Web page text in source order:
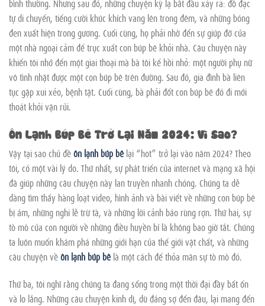
bình thường. Nhưng sau đó, những chuyện kỳ lạ bắt đầu xảy ra: đồ đạc
tự di chuyển, tiếng cười khúc khích vang lên trong đêm, và những bóng
đen xuất hiện trong gương. Cuối cùng, họ phải nhờ đến sự giúp đỡ của
một nhà ngoại cảm để trục xuất con búp bê khỏi nhà. Câu chuyện này
khiến tôi nhớ đến một giai thoại mà bà tôi kể hồi nhỏ: một người phụ nữ
vô tình nhặt được một con búp bê trên đường. Sau đó, gia đình bà liên
tục gặp xui xẻo, bệnh tật. Cuối cùng, bà phải đốt con búp bê đó đi mới
thoát khỏi vận rủi.
Ôn Lạnh Búp Bê Trở Lại Năm 2024: Vì Sao?
Vậy tại sao chủ đềôn lạnh búp bêlại “hot” trở lại vào năm 2024? Theo
tôi, có một vài lý do. Thứ nhất, sự phát triển của internet và mạng xã hội
đã giúp những câu chuyện này lan truyền nhanh chóng. Chúng ta dễ
dàng tìm thấy hàng loạt video, hình ảnh và bài viết về những con búp bê
bị ám, những nghi lễ trừ tà, và những lời cảnh báo rùng rợn. Thứ hai, sự
tò mò của con người về những điều huyền bí là không bao giờ tắt. Chúng
ta luôn muốn khám phá những giới hạn của thế giới vật chất, và những
câu chuyện vềôn lạnh búp bêlà một cách để thỏa mãn sự tò mò đó.
Thứ ba, tôi nghĩ rằng chúng ta đang sống trong một thời đại đầy bất ổn
và lo lắng. Những câu chuyện kinh dị, dù đáng sợ đến đâu, lại mang đến